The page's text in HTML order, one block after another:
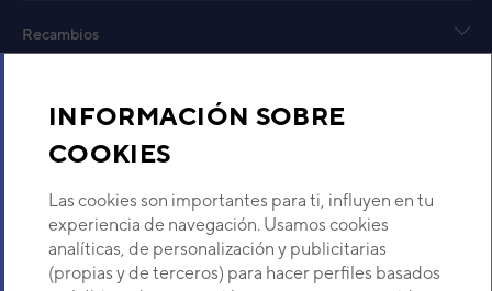
INFORMACIÓN SOBRE
COOKIES
Las cookies son importantes para ti, influyen en tu
experiencia de navegación. Usamos cookies
analíticas, de personalización y publicitarias
(propias y de terceros) para hacer perfiles basados
UE MICRO VRF J-III
AJY045LELAH
AJY045LELAH
VER DETALLE
Recambios
Descubre Eurofred
Dónde Estamos
¿Buscas un servicio técnico?